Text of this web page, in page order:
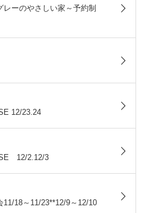
レーのやさしい家～予約制
12/23.24
12/2.12/3
11/18～11/23**12/9～12/10